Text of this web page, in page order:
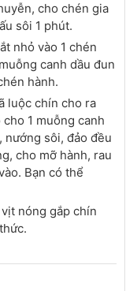
cho chén gia
sôi 1 phút.
nhỏ vào 1 chén
canh dầu đun
hành.
luộc chín cho ra
1 muỗng canh
sôi, đảo đều
cho mỡ hành, rau
Bạn có thể
nóng gắp chín